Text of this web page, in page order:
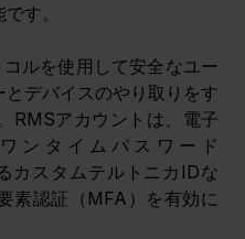
す。
ルを使用して安全なユー
デバイスのやり取りをす
RMSアカウントは、電子
ンタイムパスワード
カスタムテルトニカIDな
素認証（MFA）を有効に